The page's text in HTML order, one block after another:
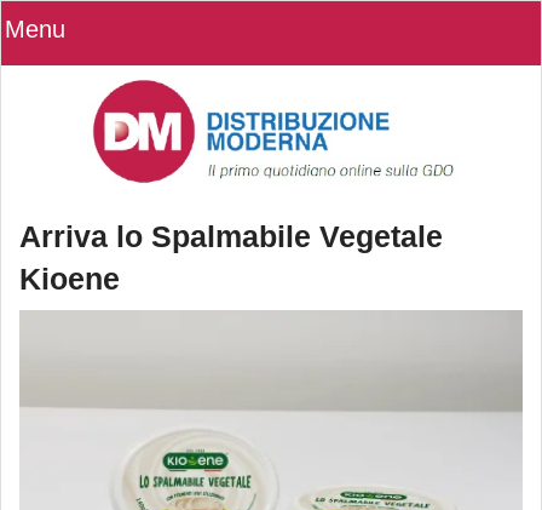
Menu
Arriva lo Spalmabile Vegetale
Kioene